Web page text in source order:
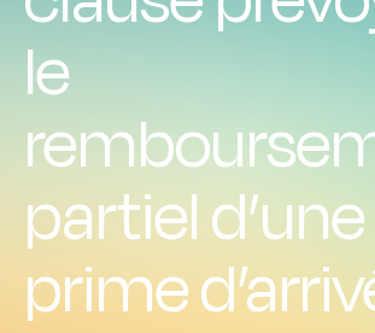
le
partiel d’une
prime